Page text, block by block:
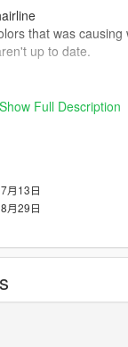
that was causing
up to date.
of this mod into
Show Full Description
月13日
月29日